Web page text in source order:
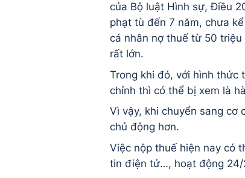
của Bộ luật Hình sự, Điều
phạt tù đến 7 năm, chưa
cá nhân nợ thuế từ 50
rất lớn.
Trong khi đó, với hình thức
chỉnh thì có thể bị xem là
Vì vậy, khi chuyển sang cơ
chủ động hơn.
Việc nộp thuế hiện nay có
tin điện tử…, hoạt động 24/